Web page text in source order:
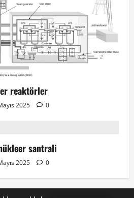
reaktörler
2025
0
santrali
2025 0